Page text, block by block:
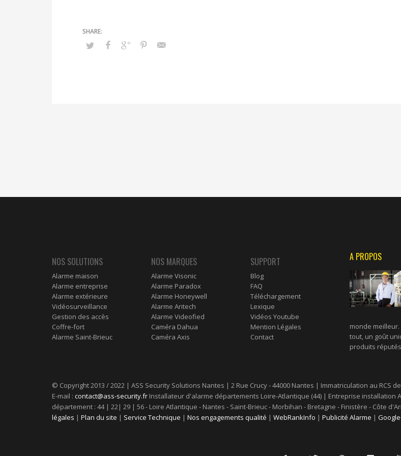
NOS SOLUTIONS
Alarme maison
Alarme entreprise
Alarme extérieure
Vidéosurveillance
Gestion des accès
Coffre-fort
Alarme Saint-Brieuc
NOS MARQUES
Alarme Visonic
Alarme Paradox
Alarme Honeywell
Alarme Aritech
Alarme Videofied
Caméra Dahua
Caméra Axis
SUPPORT
Blog
FAQ
Téléchargement
Lexique
Vidéos Youtube
Mention Légales
Contact
A PROPOS
monde
tout, un goût
produits
© Copyright 2013 / 2022 | ASS Security Solutions Nantes | 2 Rue Crucy - 44000 Nantes | Immatriculation au RCS
E-mail : contact@ass-security.fr Installateur d'alarme départements Loire-Atlantique (44) | Entreprise
département : 44 | 22| 29 | 56 - Loire Atlantique - Nantes - Saint-Brieuc - Morbihan - Bretagne - Finistère - Côte
légales | Plan du site | Service Technique | Nos engagements qualité | WebRankInfo | Publicité Alarme |